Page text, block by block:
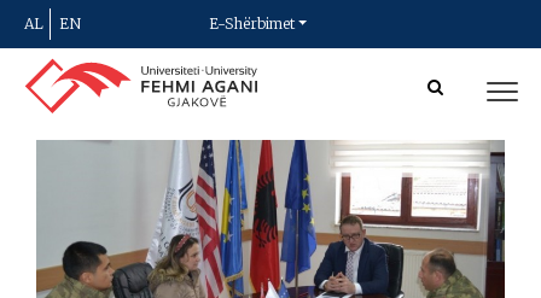
AL EN E-Shërbimet